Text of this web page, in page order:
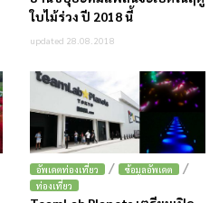
ใบไม้ร่วง ปี 2018 นี้
updated 28.08.2018
อัพเดตท่องเที่ยว / ข้อมูลอัพเดต /
ท่องเที่ยว